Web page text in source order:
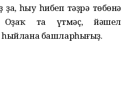
һыу һибеп тәҙрә төбөнә
Оҙаҡ та үтмәҫ, йәшел
һыйлана башларһығыҙ.